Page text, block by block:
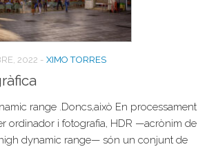
- XIMO TORRES
2022
range .Doncs,això En processament
ordinador i fotografia, HDR —acrònim de
high dynamic range— són un conjunt de